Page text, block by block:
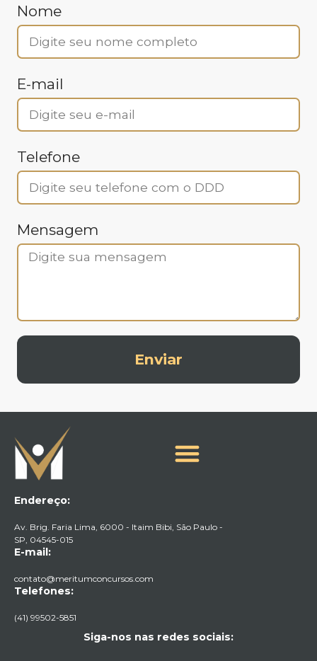
Nome
E-mail
Telefone
Mensagem
Enviar
Endereço:
Av. Brig. Faria Lima, 6000 - Itaim Bibi, São Paulo -
SP, 04545-015​
E-mail:
contato@meritumconcursos.com
Telefones:
(41) 99502-5851
Siga-nos nas redes sociais: